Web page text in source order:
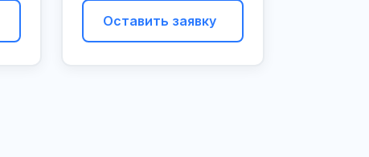
Оставить заявку